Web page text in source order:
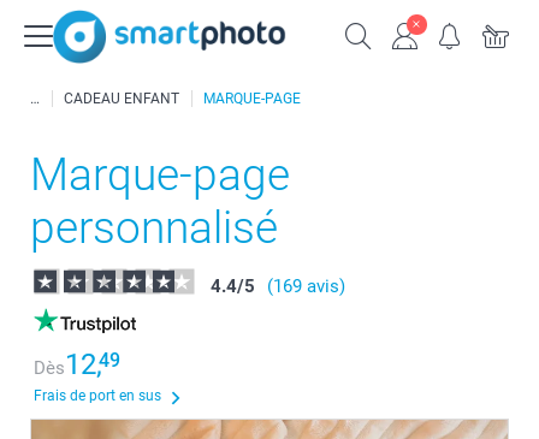
CADEAU ENFANT MARQUE-PAGE
Marque-page
personnalisé
4.4/5 (169 avis)
Dès12,49
Frais de port en sus